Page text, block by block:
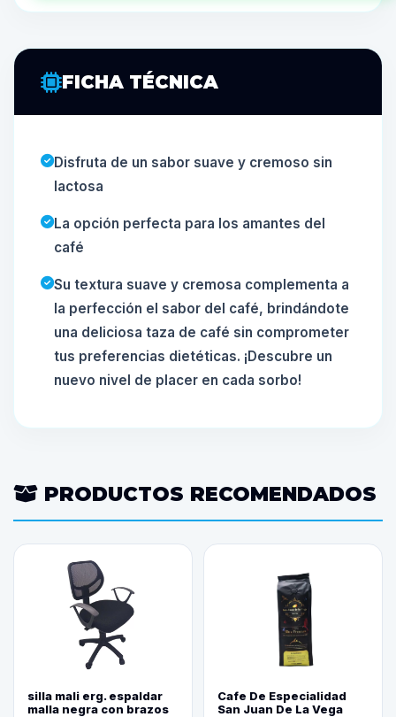
FICHA TÉCNICA
Disfruta de un sabor suave y cremoso sin
lactosa
La opción perfecta para los amantes del
café
Su textura suave y cremosa complementa a
la perfección el sabor del café, brindándote
una deliciosa taza de café sin comprometer
tus preferencias dietéticas. ¡Descubre un
nuevo nivel de placer en cada sorbo!
PRODUCTOS RECOMENDADOS
silla mali erg. espaldar
malla negra con brazos
Cafe De Especialidad
San Juan De La Vega